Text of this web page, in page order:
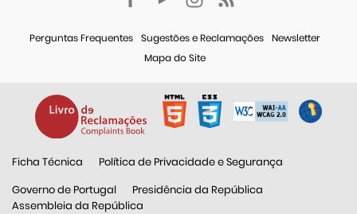
Perguntas Frequentes Sugestões e Reclamações
Newsletter
Mapa do Site
Ficha Técnica
Política de Privacidade e Segurança
Governo de Portugal
Presidência da República
Assembleia da República